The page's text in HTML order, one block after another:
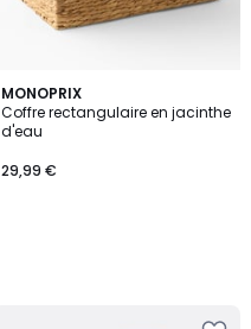
MONOPRIX
Coffre rectangulaire en jacinthe
d'eau
29,99 €